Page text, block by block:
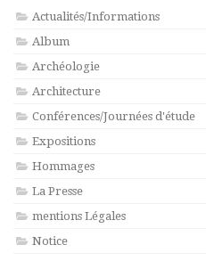
Actualités/Informations
Album
Archéologie
Architecture
Conférences/Journées d'étude
Expositions
Hommages
La Presse
mentions Légales
Notice